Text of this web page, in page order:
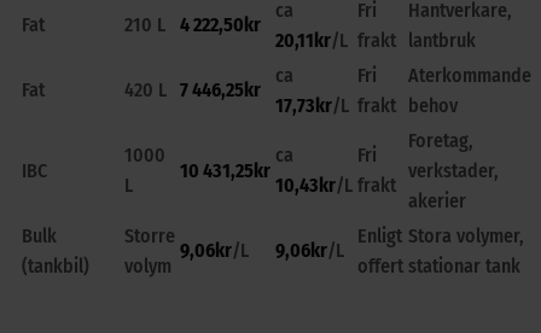
Fat 210 L 4 222,50kr
ca
20,11kr/L
Fri
frakt
Hantverkare,
lantbruk
Fat 420 L 7 446,25kr
ca
17,73kr/L
Fri
frakt
Aterkommande
behov
IBC
1000
L
10 431,25kr
ca
10,43kr/L
Fri
frakt
Foretag,
verkstader,
akerier
Bulk
(tankbil)
Storre
volym
9,06kr/L 9,06kr/L
Enligt
offert
Stora volymer,
stationar tank